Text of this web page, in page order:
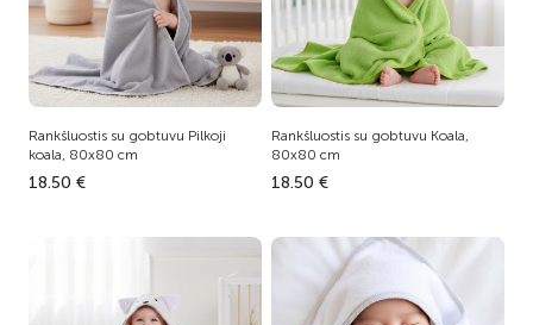
Rankšluostis su gobtuvu Pilkoji
koala, 80x80 cm
18.50 €
Rankšluostis su gobtuvu Koala,
80x80 cm
18.50 €